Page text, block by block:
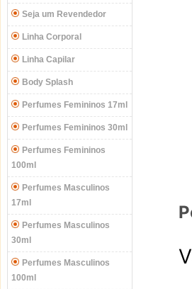
Seja um Revendedor
Linha Corporal
Linha Capilar
Body Splash
Perfumes Femininos 17ml
Perfumes Femininos 30ml
Perfumes Femininos
100ml
Perfumes Masculinos
17ml
Perfumes Masculinos
30ml
Perfumes Masculinos
100ml